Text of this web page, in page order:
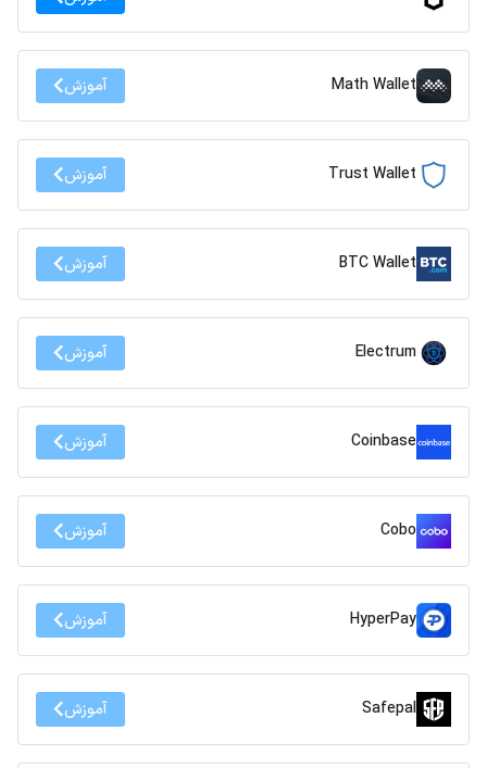
Math Wallet آموزش
Trust Wallet آموزش
BTC Wallet آموزش
Electrum آموزش
Coinbase آموزش
Cobo آموزش
HyperPay آموزش
Safepal آموزش